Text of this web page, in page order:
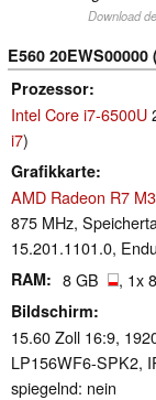
Download
E560 20EWS00000
Prozessor
Intel Core i7-6500U
i7)
Grafikkarte
AMD Radeon R7
875 MHz,
15.201.1101.0,
RAM 8 GB , 1x
Bildschirm
15.60 Zoll 16:9,
LP156WF6-SPK2,
spiegelnd: nein